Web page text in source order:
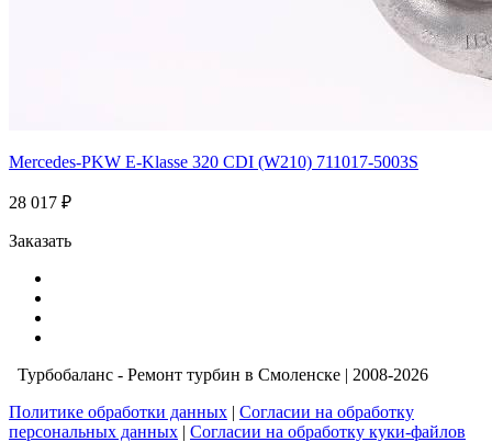
Mercedes-PKW E-Klasse 320 CDI (W210) 711017-5003S
28 017 ₽
Заказать
Турбобаланс - Ремонт турбин в Смоленске | 2008-2026
Политике обработки данных | Согласии на обработку
персональных данных | Согласии на обработку куки-файлов